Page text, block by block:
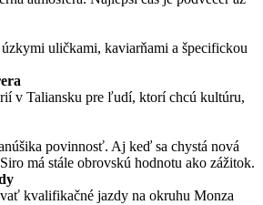
uličkami, kaviarňami a špecifickou
v Taliansku pre ľudí, ktorí chcú kultúru,
povinnosť. Aj keď sa chystá nová
má stále obrovskú hodnotu ako zážitok.
kvalifikačné jazdy na okruhu Monza